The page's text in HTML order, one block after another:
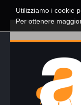
Utilizziamo i cookie
Per ottenere